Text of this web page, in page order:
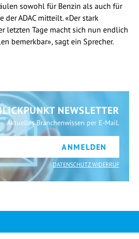
sowohl für Benzin als auch für
der ADAC mitteilt. «Der stark
letzten Tage macht sich nun endlich
bemerkbar», sagt ein Sprecher.
NEWSLETTER
Aktuelles Branchenwissen per E-Mail.
ANMELDEN
DATENSCHUTZ WIDERRUF